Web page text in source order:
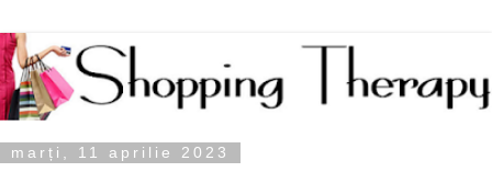
marți, 11 aprilie 2023